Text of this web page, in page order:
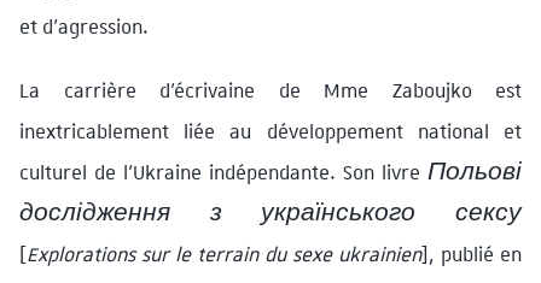
et d’agression.
La carrière d’écrivaine de Mme Zaboujko est
inextricablement liée au développement national et
culturel de l’Ukraine indépendante. Son livre Польові
дослідження з українського сексу
[Explorations sur le terrain du sexe ukrainien], publié en